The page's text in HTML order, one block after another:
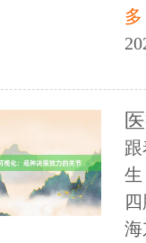
多
生
海